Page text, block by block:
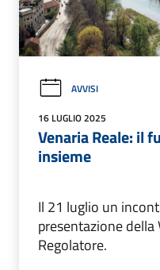
AVVISI
16 LUGLIO 2025
Venaria Reale: il
insieme
Il 21 luglio un
presentazione della
Regolatore.